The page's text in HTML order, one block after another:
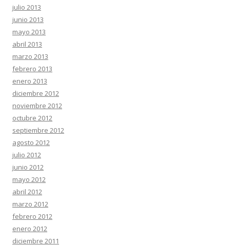
julio 2013
junio 2013
mayo 2013
abril 2013
marzo 2013
febrero 2013
enero 2013
diciembre 2012
noviembre 2012
octubre 2012
septiembre 2012
agosto 2012
julio 2012
junio 2012
mayo 2012
abril 2012
marzo 2012
febrero 2012
enero 2012
diciembre 2011